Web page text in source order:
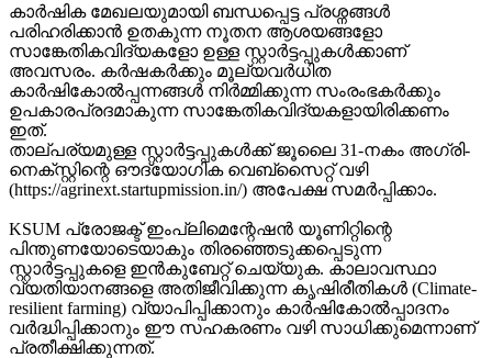
കാർഷിക മേഖലയുമായി ബന്ധപ്പെട്ട പ്രശ്നങ്ങൾ
പരിഹരിക്കാൻ ഉതകുന്ന നൂതന ആശയങ്ങളോ
സാങ്കേതികവിദ്യകളോ ഉള്ള സ്റ്റാർട്ടപ്പുകൾക്കാണ്
അവസരം. കർഷകർക്കും മൂല്യവർധിത
കാർഷികോൽപ്പന്നങ്ങൾ നിർമ്മിക്കുന്ന സംരംഭകർക്കും
ഉപകാരപ്രദമാകുന്ന സാങ്കേതികവിദ്യകളായിരിക്കണം
ഇത്.
താല്പര്യമുള്ള സ്റ്റാർട്ടപ്പുകൾക്ക് ജൂലൈ 31-നകം അഗ്രി-
നെക്സ്റ്റിന്റെ ഔദ്യോഗിക വെബ്സൈറ്റ് വഴി
(https://agrinext.startupmission.in/) അപേക്ഷ സമർപ്പിക്കാം.
KSUM പ്രോജക്ട് ഇംപ്ലിമെന്റേഷൻ യൂണിറ്റിന്റെ
പിന്തുണയോടെയാകും തിരഞ്ഞെടുക്കപ്പെടുന്ന
സ്റ്റാർട്ടപ്പുകളെ ഇൻകുബേറ്റ് ചെയ്യുക. കാലാവസ്ഥാ
വ്യതിയാനങ്ങളെ അതിജീവിക്കുന്ന കൃഷിരീതികൾ (Climate-
resilient farming) വ്യാപിപ്പിക്കാനും കാർഷികോൽപ്പാദനം
വർദ്ധിപ്പിക്കാനും ഈ സഹകരണം വഴി സാധിക്കുമെന്നാണ്
പ്രതീക്ഷിക്കുന്നത്.